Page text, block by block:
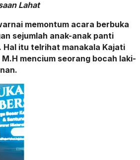
Lahat
memontum acara berbuka
sejumlah anak-anak panti
Hal itu telrihat manakala Kajati
mencium seorang bocah laki-